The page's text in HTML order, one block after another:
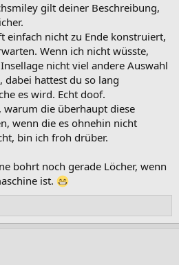
gilt deiner Beschreibung,
einfach nicht zu Ende konstruiert,
Wenn ich nicht wüsste,
nicht viel andere Auswahl
dabei hattest du so lang
es wird. Echt doof.
die überhaupt diese
wenn die es ohnehin nicht
bin ich froh drüber.
bohrt noch gerade Löcher, wenn
ist.